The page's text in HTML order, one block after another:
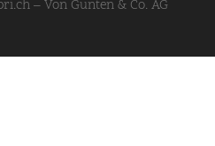
– Von Gunten & Co. AG